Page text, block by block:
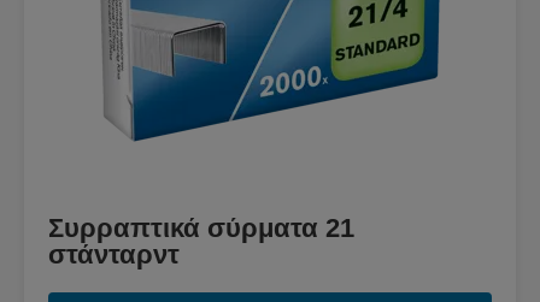
Συρραπτικά σύρματα 21
στάνταρντ